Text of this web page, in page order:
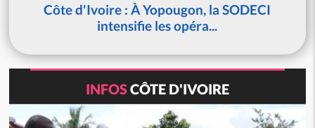
Côte d'Ivoire : À Yopougon, la SODECI
intensifie les opéra...
INFOSCÔTE D'IVOIRE